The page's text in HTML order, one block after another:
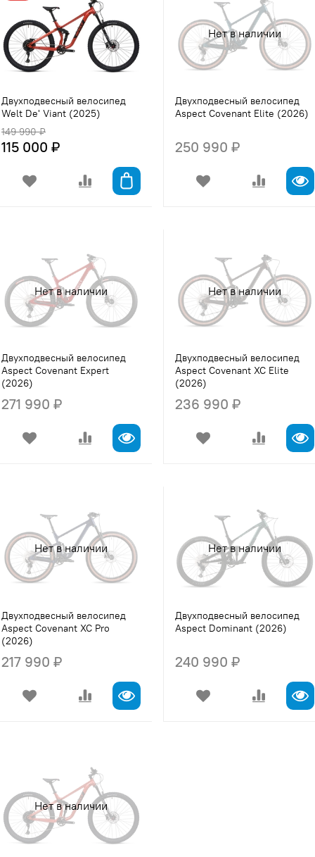
Двухподвесный велосипед
Welt De' Viant (2025)
149 990 ₽
115 000 ₽
Нет в наличии
Двухподвесный велосипед
Aspect Covenant Elite (2026)
250 990 ₽
Нет в наличии
Двухподвесный велосипед
Aspect Covenant Expert
(2026)
271 990 ₽
Нет в наличии
Двухподвесный велосипед
Aspect Covenant XC Elite
(2026)
236 990 ₽
Нет в наличии
Двухподвесный велосипед
Aspect Covenant XC Pro
(2026)
217 990 ₽
Нет в наличии
Двухподвесный велосипед
Aspect Dominant (2026)
240 990 ₽
Нет в наличии